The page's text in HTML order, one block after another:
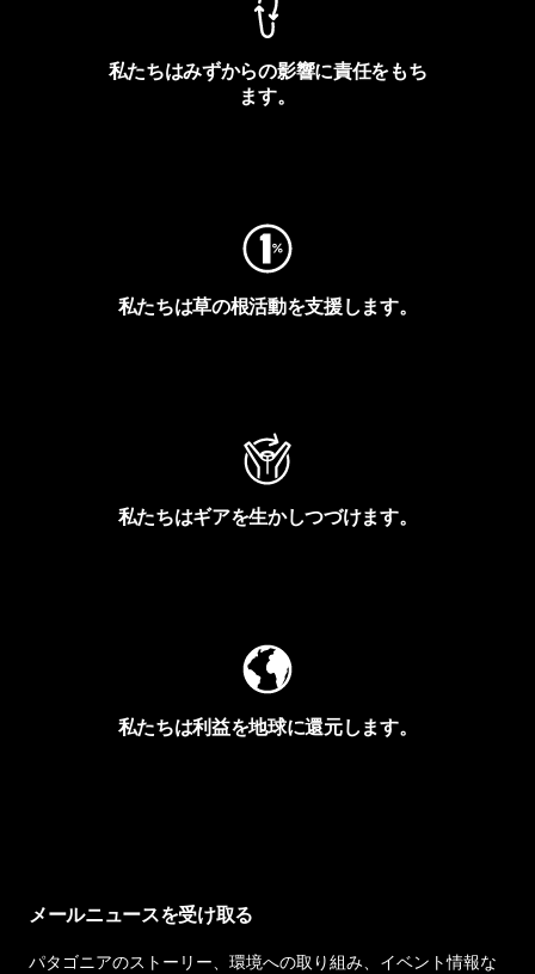
私たちはみずからの影響に責任をもち
ます。
私たちは草の根活動を支援します。
私たちはギアを生かしつづけます。
私たちは利益を地球に還元します。
メールニュースを受け取る
パタゴニアのストーリー、環境への取り組み、イベント情報な